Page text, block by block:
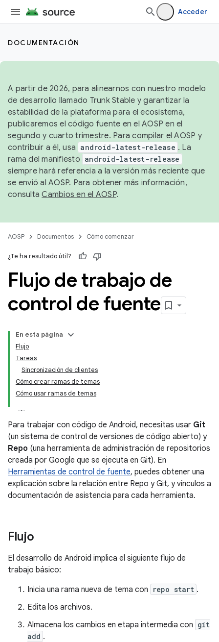
Acceder
DOCUMENTACIÓN
A partir de 2026, para alinearnos con nuestro modelo
de desarrollo llamado Trunk Stable y garantizar la
estabilidad de la plataforma para el ecosistema,
publicaremos el código fuente en el AOSP en el
segundo y cuarto trimestre. Para compilar el AOSP y
contribuir a él, usa android-latest-release . La
rama del manifiesto android-latest-release
siempre hará referencia a la versión más reciente que
se envió al AOSP. Para obtener más información,
consultaCambios en el AOSP.
AOSP Documentos Cómo comenzar
¿Te ha resultado útil?
Flujo de trabajo de
control de fuente
En esta página
Flujo
Tareas
Sincronización de clientes
Cómo crear ramas de temas
Cómo usar ramas de temas
Para trabajar con código de Android, necesitas usar Git
(un sistema de control de versiones de código abierto) y
Repo (una herramienta de administración de repositorios
creada por Google que se ejecuta en Git). En
Herramientas de control de fuente, puedes obtener una
explicación sobre la relación entre Repo y Git, y vínculos a
documentación de asistencia para cada herramienta.
Flujo
El desarrollo de Android implica el siguiente flujo de
trabajo básico:
Inicia una rama nueva de tema con
repo start .
Edita los archivos.
Almacena los cambios en etapa intermedia con git
add .